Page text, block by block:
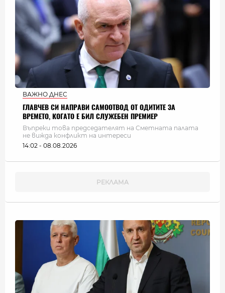
ВАЖНО ДНЕС
ГЛАВЧЕВ СИ НАПРАВИ САМООТВОД ОТ ОДИТИТЕ ЗА
ВРЕМЕТО, КОГАТО Е БИЛ СЛУЖЕБЕН ПРЕМИЕР
Въпреки това председателят на Сметната палата
не вижда конфликт на интереси
14:02 - 08.08.2026